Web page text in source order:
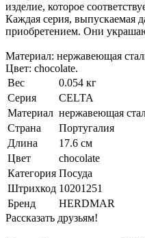
изделие, которое
Каждая серия, выпускаемая
приобретением. Они
Материал: нержавеющая
Цвет: chocolate.
Вес
0.054 кг
Серия
CELTA
Материал нержавеющая
Страна
Португалия
Длина
17.6 см
Цвет
chocolate
Категория Посуда
Штрихкод 10201251
Бренд
HERDMAR
Рассказать друзьям!